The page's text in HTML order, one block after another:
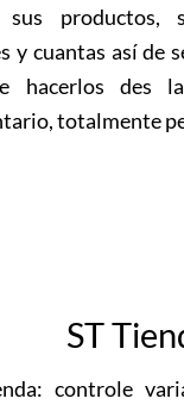
sus productos,
y cuantas así de
hacerlos des
totalmente
ST
controle